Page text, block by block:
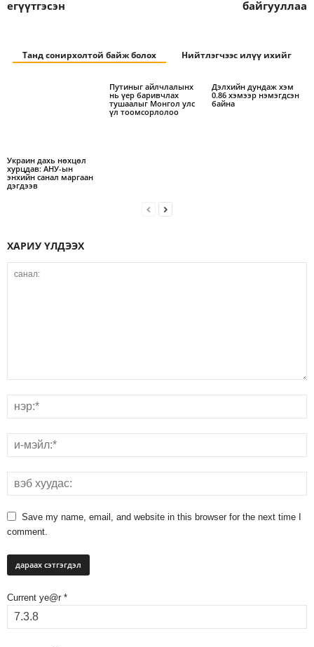
егүүтгэсэн байгууллаа
Танд сонирхолтой байж болох Нийтлэгчээс илүү ихийг
Украин дахь нөхцөл
хурцдав: АНУ-ын
энхийн санал маргаан
дэгдээв
Путиныг айлчлалынх
нь үер баривчлах
тушаалыг Монгол улс
үл тоомсорлолоо
Дэлхийн дундаж хэм
0.86 хэмээр нэмэгдсэн
байна
ХАРИУ ҮЛДЭЭХ
Save my name, email, and website in this browser for the next time I
comment.
Current ye@r *